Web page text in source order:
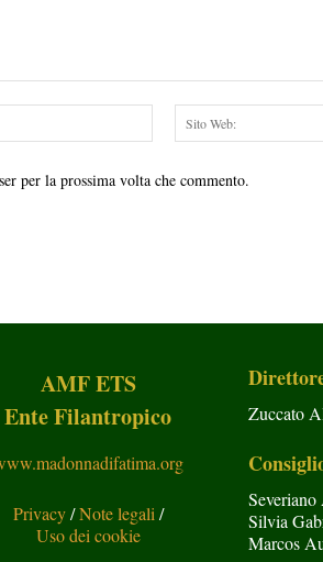
Email:*
per la prossima volta che commento.
AMF ETS
Ente Filantropico
Privacy/Note legali /
Uso dei cookie
Zuccato
Silvia
Marcos